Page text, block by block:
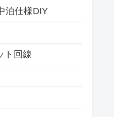
泊仕様DIY
ト回線